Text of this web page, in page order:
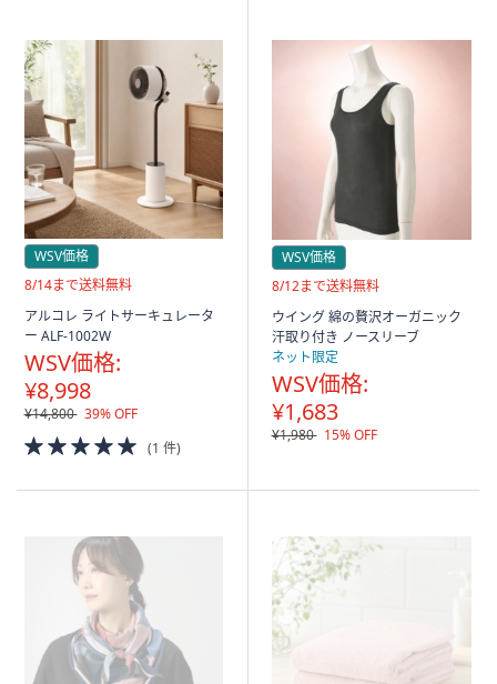
WSV価格
送
無
8/14まで送料無料
アルコレ ライトサーキュレータ
ー ALF-1002W
WSV価格:
¥8,998
¥14,800 39% OFF
5.0
of
(1 件)
WSV価格
送
無
料
8/12まで送料無料
ウイング 綿の贅沢オーガニック
汗取り付き ノースリーブ
ネット限定
WSV価格:
¥1,683
¥1,980 15% OFF